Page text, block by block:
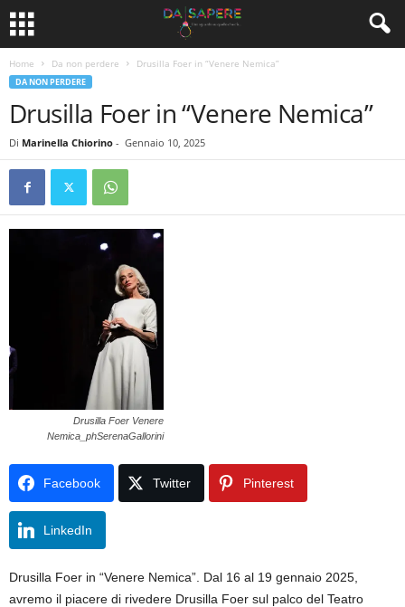
Home Da non perdere Drusilla Foer in “Venere Nemica”
DA NON PERDERE
Drusilla Foer in “Venere Nemica”
Di Marinella Chiorino - Gennaio 10, 2025
Drusilla Foer Venere
Nemica_phSerenaGallorini
Facebook Twitter Pinterest
LinkedIn
Drusilla Foer in “Venere Nemica”. Dal 16 al 19 gennaio 2025,
avremo il piacere di rivedere Drusilla Foer sul palco del Teatro